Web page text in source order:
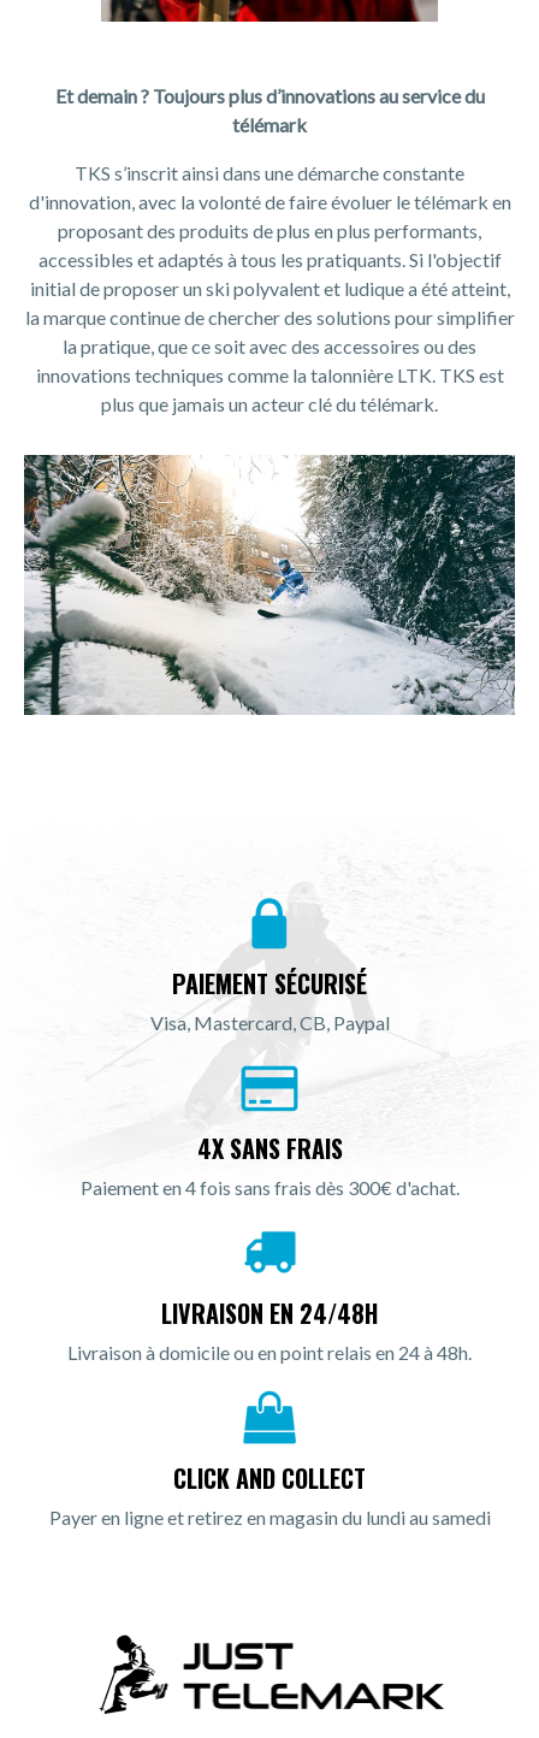
Et demain ?Toujours plus d’innovations au service du
télémark
TKS s’inscrit ainsi dans une démarche constante
d'innovation, avec la volonté de faire évoluer le télémark en
proposant des produits de plus en plus performants,
accessibles et adaptés à tous les pratiquants. Si l'objectif
initial de proposer un ski polyvalent et ludique a été atteint,
la marque continue de chercher des solutions pour simplifier
la pratique, que ce soit avec des accessoires ou des
innovations techniques comme la talonnière LTK. TKS est
plus que jamais un acteur clé du télémark.
PAIEMENT SÉCURISÉ
Visa, Mastercard, CB, Paypal
4X SANS FRAIS
Paiement en 4 fois sans frais dès 300€ d'achat.
LIVRAISON EN 24/48H
Livraison à domicile ou en point relais en 24 à 48h.
CLICK AND COLLECT
Payer en ligne et retirez en magasin du lundi au samedi